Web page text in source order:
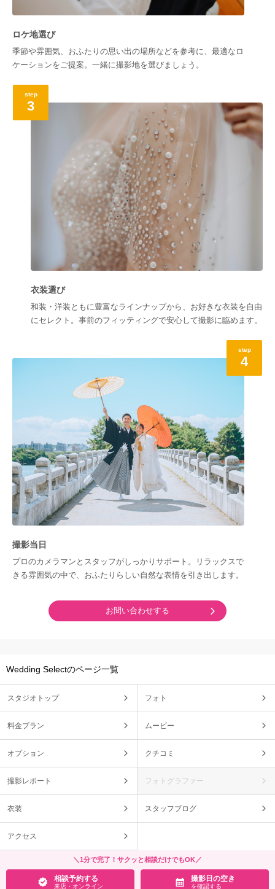
ロケ地選び
季節や雰囲気、おふたりの思い出の場所などを参考に、最適なロ
ケーションをご提案。一緒に撮影地を選びましょう。
step
3
衣装選び
和装・洋装ともに豊富なラインナップから、お好きな衣装を自由
にセレクト。事前のフィッティングで安心して撮影に臨めます。
step
4
撮影当日
プロのカメラマンとスタッフがしっかりサポート。リラックスで
きる雰囲気の中で、おふたりらしい自然な表情を引き出します。
お問い合わせする
Wedding Selectのページ一覧
スタジオトップ フォト
料金プラン ムービー
オプション クチコミ
撮影レポート フォトグラファー
衣装 スタッフブログ
アクセス
＼1分で完了！サクッと相談だけでもOK／
相談予約する
来店・オンライン
撮影日の空き
を確認する